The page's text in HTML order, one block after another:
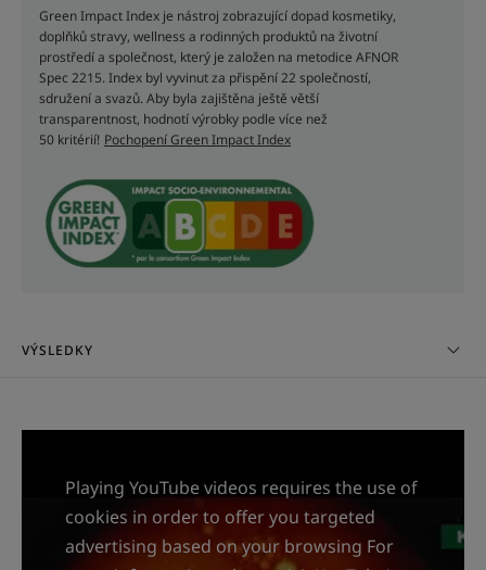
- Stimuluje: stimuluje růst vlasů díky kombinaci
chininu, bio protěže alpské a manganu, která
podporuje buněčný metabolismus vlasové pokožky.
TEXTURA
Green Impact Index je nástroj zobrazující dopad kosmetiky,
doplňků stravy, wellness a rodinných produktů na životní
prostředí a společnost, který je založen na metodice AFNOR
Spec 2215. Index byl vyvinut za přispění 22 společností,
sdružení a svazů. Aby byla zajištěna ještě větší
transparentnost, hodnotí výrobky podle více než
50 kritérií! Pochopení Green Impact Index
VÝSLEDKY
Playing YouTube videos requires the use of
cookies in order to offer you targeted
advertising based on your browsing For